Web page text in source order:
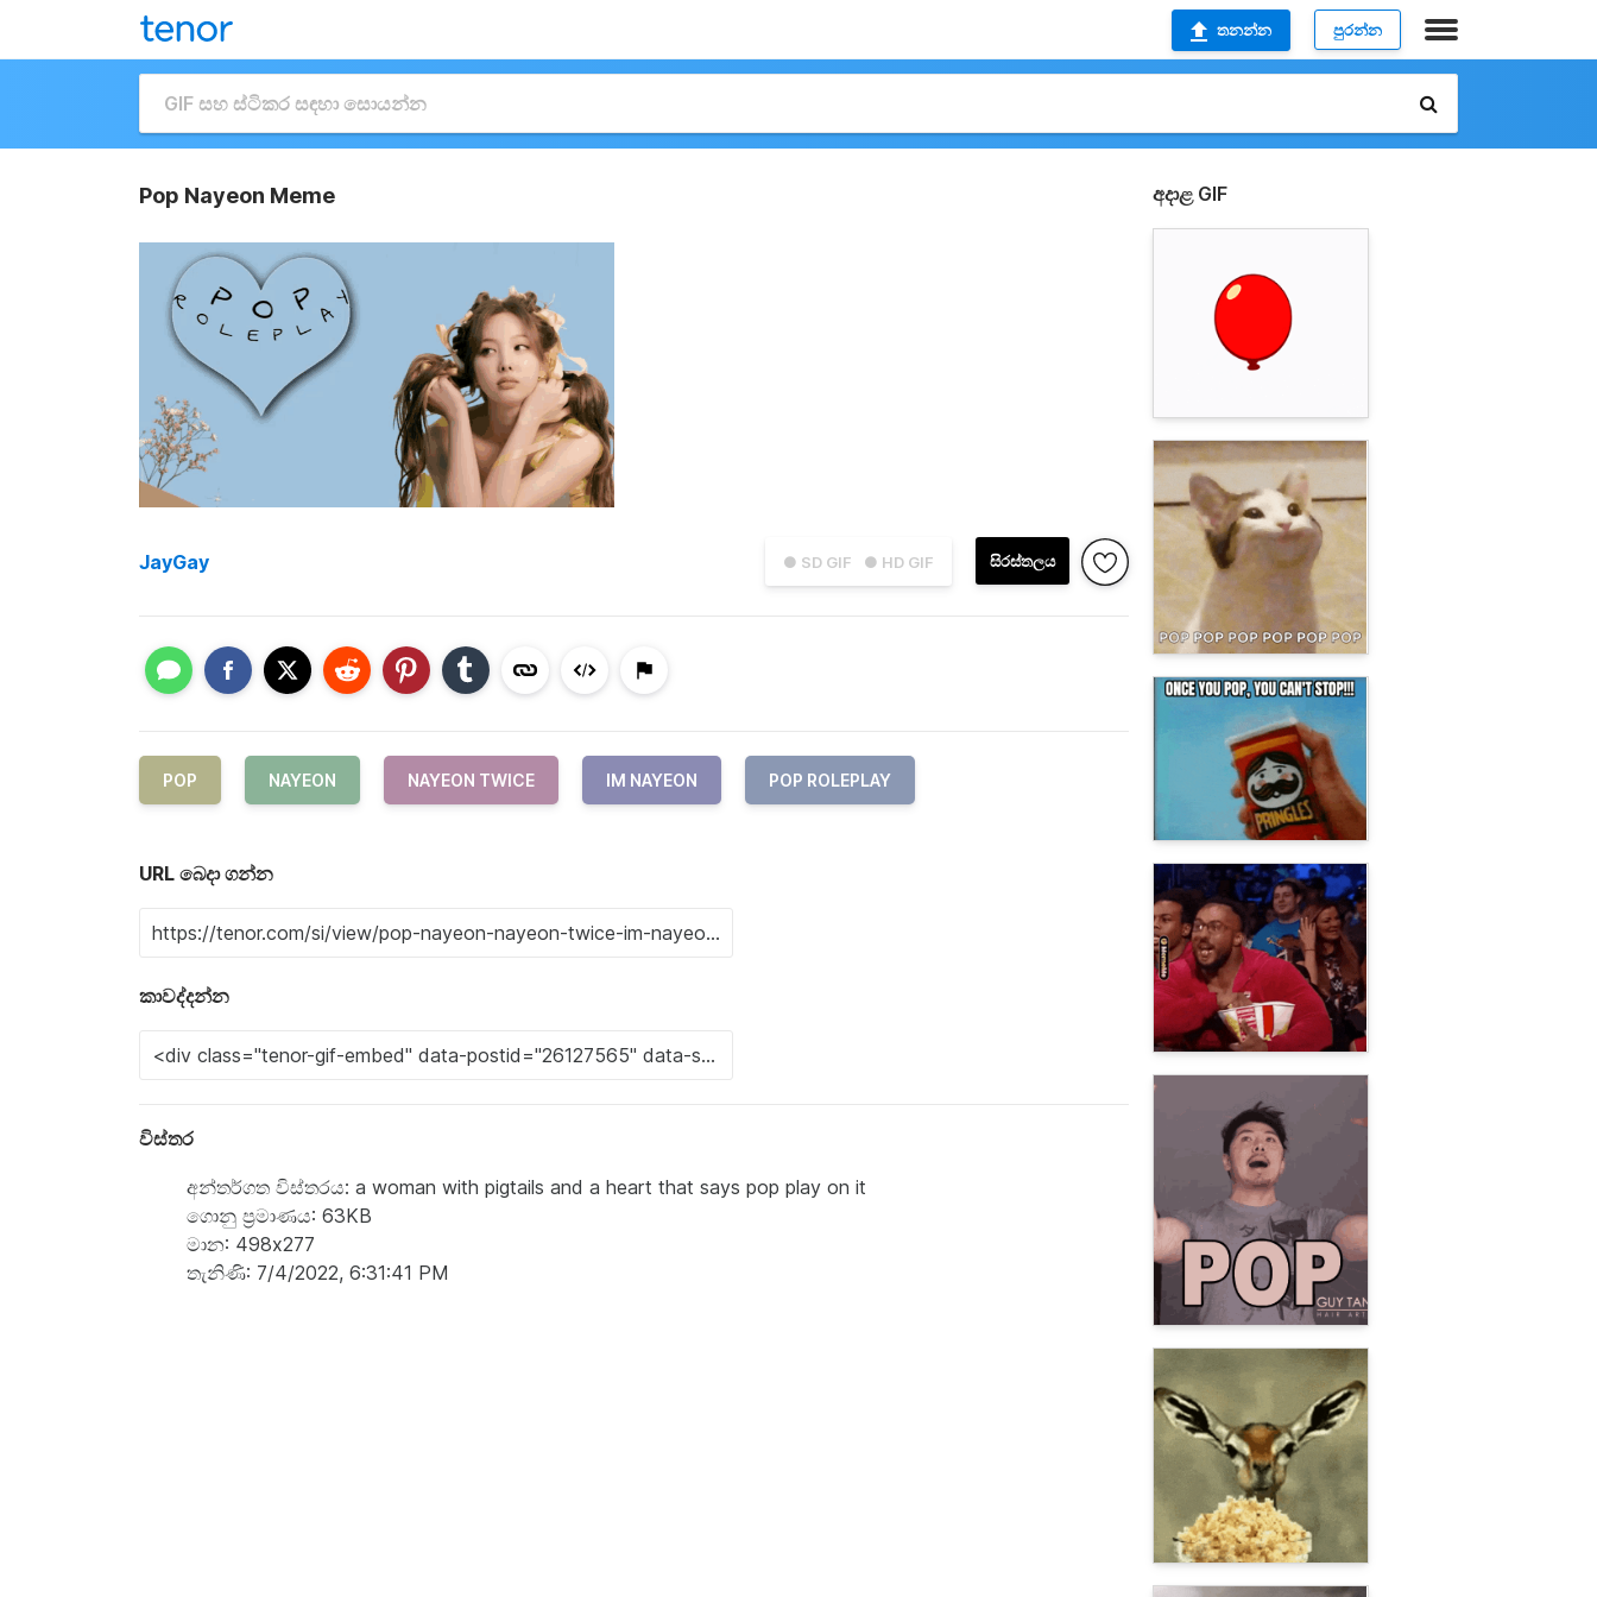
තනන්න පුරන්න
Pop Nayeon Meme
● SD GIF ● HD GIF සිරස්තලය
JayGay
POP NAYEON NAYEON TWICE IM NAYEON POP ROLEPLAY
URL බෙදා ගන්න
කාවද්දන්න
විස්තර
අන්තර්ගත විස්තරය: a woman with pigtails and a heart that says pop play on it
ගොනු ප්‍රමාණය: 63KB
මාන: 498x277
තැනිණි: 7/4/2022, 6:31:41 PM
අදාළ GIF